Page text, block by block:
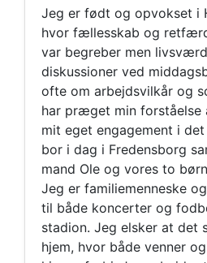
Jeg er født og opvokset i
hvor fællesskab og
var begreber men
diskussioner ved
ofte om arbejdsvilkår og
har præget min forståelse
mit eget engagement i
bor i dag i Fredensborg
mand Ole og vores to
Jeg er familiemenneske
til både koncerter og
stadion. Jeg elsker at det
hjem, hvor både venner